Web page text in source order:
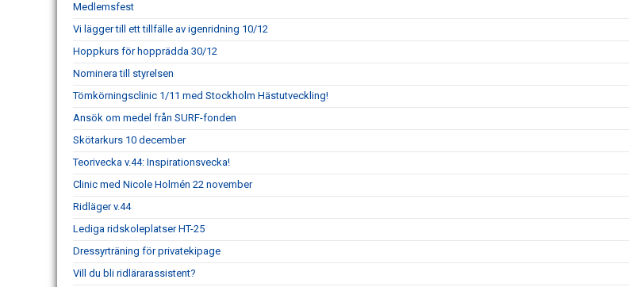
Medlemsfest
Vi lägger till ett tillfälle av igenridning 10/12
Hoppkurs för hopprädda 30/12
Nominera till styrelsen
Tömkörningsclinic 1/11 med Stockholm Hästutveckling!
Ansök om medel från SURF-fonden
Skötarkurs 10 december
Teorivecka v.44: Inspirationsvecka!
Clinic med Nicole Holmén 22 november
Ridläger v.44
Lediga ridskoleplatser HT-25
Dressyrträning för privatekipage
Vill du bli ridlärarassistent?